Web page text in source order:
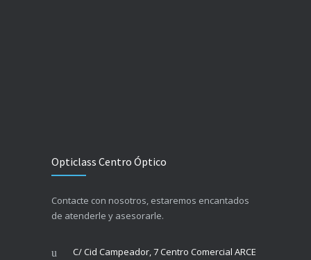
Opticlass Centro Óptico
Contacte con nosotros, estaremos encantados
de atenderle y asesorarle.
C/ Cid Campeador, 7 Centro Comercial ARCE